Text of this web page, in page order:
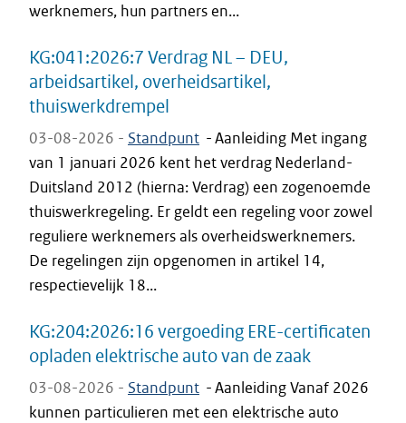
werknemers, hun partners en...
KG:041:2026:7 Verdrag NL – DEU,
arbeidsartikel, overheidsartikel,
thuiswerkdrempel
03-08-2026 - Standpunt -Aanleiding Met ingang
van 1 januari 2026 kent het verdrag Nederland-
Duitsland 2012 (hierna: Verdrag) een zogenoemde
thuiswerkregeling. Er geldt een regeling voor zowel
reguliere werknemers als overheidswerknemers.
De regelingen zijn opgenomen in artikel 14,
respectievelijk 18...
KG:204:2026:16 vergoeding ERE-certificaten
opladen elektrische auto van de zaak
03-08-2026 - Standpunt -Aanleiding Vanaf 2026
kunnen particulieren met een elektrische auto